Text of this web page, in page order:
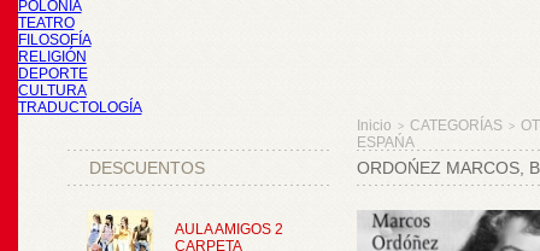
POLONIA
TEATRO
FILOSOFÍA
RELIGIÓN
DEPORTE
CULTURA
TRADUCTOLOGÍA
DESCUENTOS
AULA AMIGOS 2
CARPETA
Inicio > CATEGORÍAS >
ESPAŃA
ORDOŃEZ MARCOS,